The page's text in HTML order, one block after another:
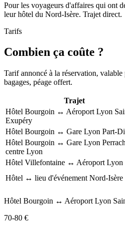
Pour les voyageurs d'affaires qui ont
leur hôtel du Nord-Isère. Trajet direct.
Tarifs
Combien ça coûte ?
Tarif annoncé à la réservation, valable
bagages, péage offert.
Trajet
Hôtel Bourgoin ↔ Aéroport Lyon
Exupéry
Hôtel Bourgoin ↔ Gare Lyon Part-
Hôtel Bourgoin ↔ Gare Lyon
centre Lyon
Hôtel Villefontaine ↔ Aéroport Lyon
Hôtel ↔ lieu d'événement Nord-Isère
Hôtel Bourgoin ↔ Aéroport Lyon
70-80 €